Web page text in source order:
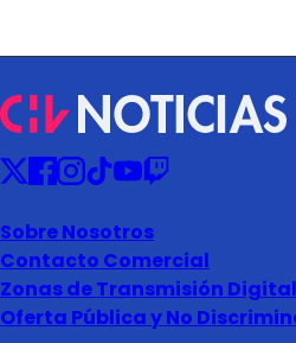
Sobre Nosotros
Contacto Comercial
Zonas de Transmisión Digital
Oferta Pública y No